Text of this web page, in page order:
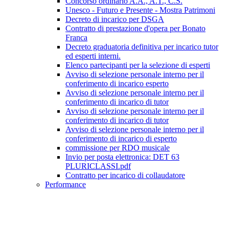
Unesco - Futuro e Presente - Mostra Patrimoni
Decreto di incarico per DSGA
Contratto di prestazione d'opera per Bonato
Franca
Decreto graduatoria definitiva per incarico tutor
ed esperti interni.
Elenco partecipanti per la selezione di esperti
Avviso di selezione personale interno per il
conferimento di incarico esperto
Avviso di selezione personale interno per il
conferimento di incarico di tutor
Avviso di selezione personale interno per il
conferimento di incarico di tutor
Avviso di selezione personale interno per il
conferimento di incarico di esperto
commissione per RDO musicale
Invio per posta elettronica: DET 63
PLURICLASSI.pdf
Contratto per incarico di collaudatore
Performance